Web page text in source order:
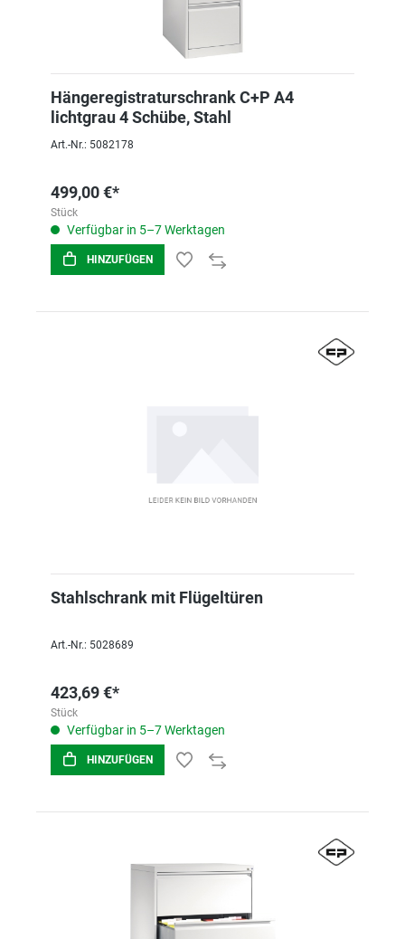
Hängeregistraturschrank C+P A4
lichtgrau 4 Schübe, Stahl
Art.-Nr.: 5082178
499,00 €*
Stück
Verfügbar in 5–7 Werktagen
HINZUFÜGEN
Stahlschrank mit Flügeltüren
Art.-Nr.: 5028689
423,69 €*
Stück
Verfügbar in 5–7 Werktagen
HINZUFÜGEN